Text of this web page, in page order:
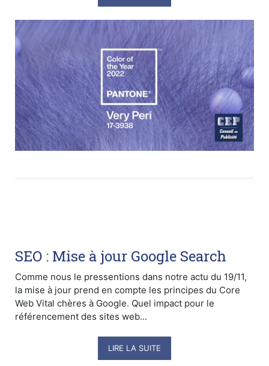
SEO : Mise à jour Google Search
Comme nous le pressentions dans notre actu du 19/11,
la mise à jour prend en compte les principes du Core
Web Vital chères à Google. Quel impact pour le
référencement des sites web...
LIRE LA SUITE